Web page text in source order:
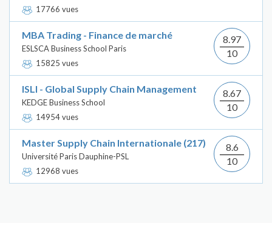
17766 vues
MBA Trading - Finance de marché
ESLSCA Business School Paris
15825 vues
8.97
10
ISLI - Global Supply Chain Management
KEDGE Business School
14954 vues
8.67
10
Master Supply Chain Internationale (217)
Université Paris Dauphine-PSL
12968 vues
8.6
10